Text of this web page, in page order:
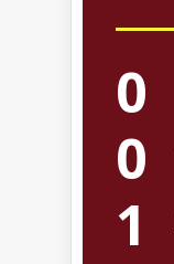
0
0
1